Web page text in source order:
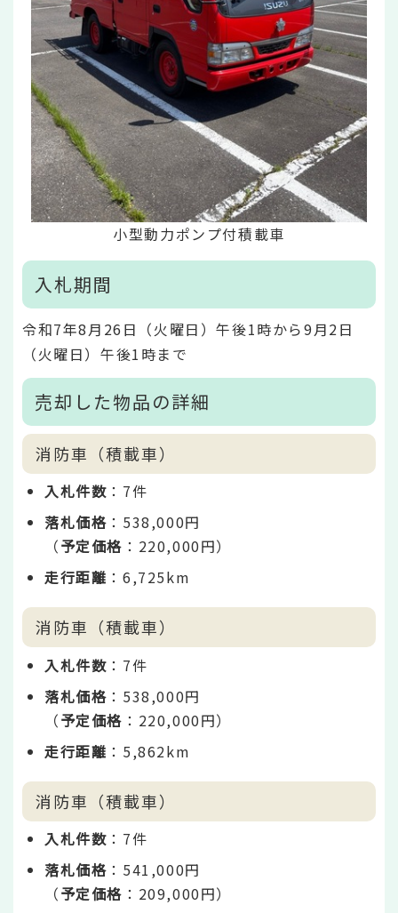
小型動力ポンプ付積載車
入札期間
令和7年8月26日（火曜日）午後1時から9月2日
（火曜日）午後1時まで
売却した物品の詳細
消防車（積載車）
入札件数 ：7件
落札価格 ：538,000円
（予定価格 ：220,000円）
走行距離 ：6,725km
消防車（積載車）
入札件数 ：7件
落札価格 ：538,000円
（予定価格 ：220,000円）
走行距離 ：5,862km
消防車（積載車）
入札件数 ：7件
落札価格 ：541,000円
（予定価格 ：209,000円）